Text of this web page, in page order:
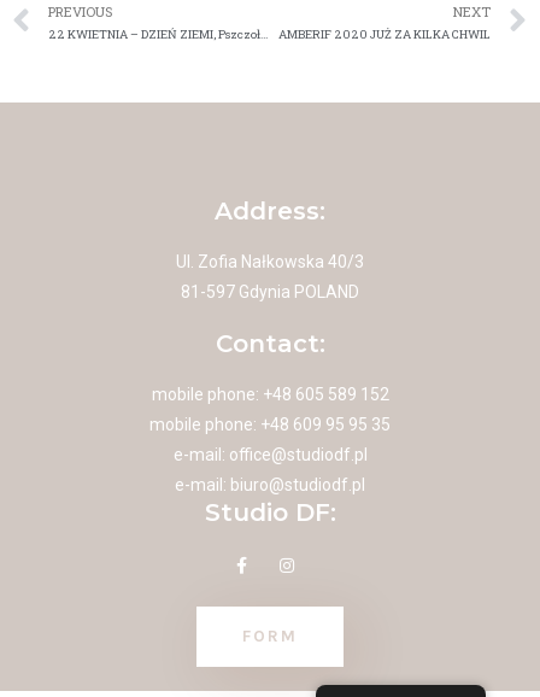
PREVIOUS
22 KWIETNIA – DZIEŃ ZIEMI, Pszczoły z bursztynu, Bee Collection
NEXT
AMBERIF 2020 JUŻ ZA KILKA CHWIL
Address:
Ul. Zofia Nałkowska 40/3
81-597 Gdynia POLAND
Contact:
mobile phone: +48 605 589 152
mobile phone: +48 609 95 95 35
e-mail: office@studiodf.pl
e-mail: biuro@studiodf.pl
Studio DF:
FORM